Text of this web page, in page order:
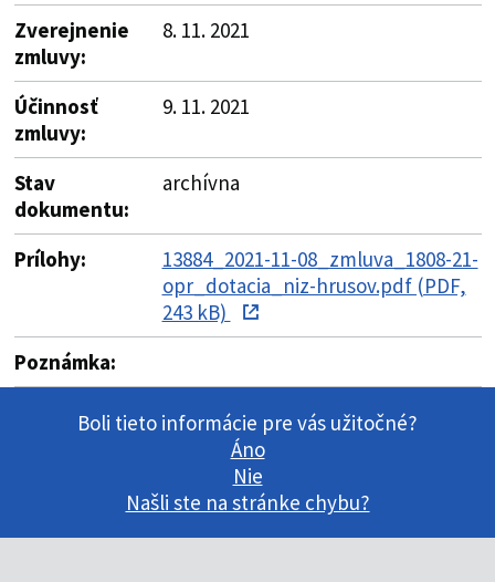
Zverejnenie
zmluvy:
8. 11. 2021
Účinnosť
zmluvy:
9. 11. 2021
Stav
dokumentu:
archívna
Prílohy:
13884_2021-11-08_zmluva_1808-21-
opr_dotacia_niz-hrusov.pdf (PDF,
243 kB)
Poznámka:
Boli tieto informácie pre vás užitočné?
Áno
Nie
Našli ste na stránke chybu?